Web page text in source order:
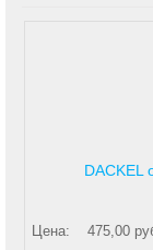
DACKEL
Цена: 475,00